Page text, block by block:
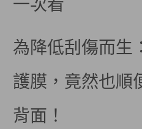
一次看
為降低刮傷而生
護膜，竟然也順
背面！